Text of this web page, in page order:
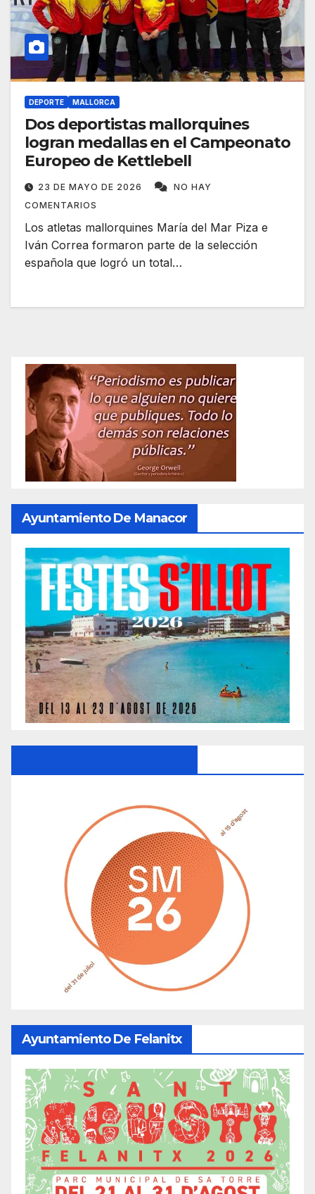
DEPORTE MALLORCA
Dos deportistas mallorquines
logran medallas en el Campeonato
Europeo de Kettlebell
23 DE MAYO DE 2026
NO HAY
COMENTARIOS
Los atletas mallorquines María del Mar Piza e
Iván Correa formaron parte de la selección
española que logró un total…
Ayuntamiento De Manacor
Ayuntamiento De Felanitx